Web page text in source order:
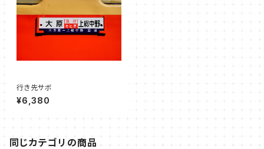
行き先サボ
¥6,380
同じカテゴリの商品